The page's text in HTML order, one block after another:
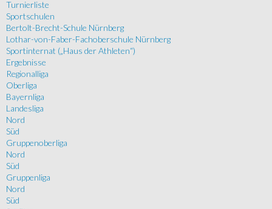
Turnierliste
Sportschulen
Bertolt-Brecht-Schule Nürnberg
Lothar-von-Faber-Fachoberschule Nürnberg
Sportinternat („Haus der Athleten“)
Ergebnisse
Regionalliga
Oberliga
Bayernliga
Landesliga
Nord
Süd
Gruppenoberliga
Nord
Süd
Gruppenliga
Nord
Süd